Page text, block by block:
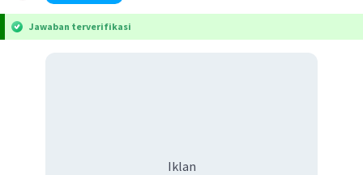
Jawaban terverifikasi
Iklan